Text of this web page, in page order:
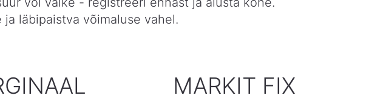
läbipaistva võimaluse vahel.
MARKIT FIX